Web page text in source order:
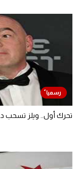
تحرك أول.. ويلز تسحب